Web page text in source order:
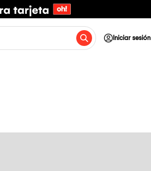
Iniciar sesión